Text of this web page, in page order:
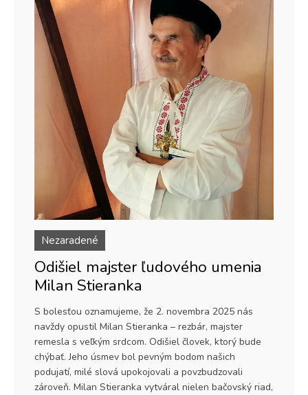
Nezaradené
Odišiel majster ľudového umenia
Milan Stieranka
S bolesťou oznamujeme, že 2. novembra 2025 nás
navždy opustil Milan Stieranka – rezbár, majster
remesla s veľkým srdcom. Odišiel človek, ktorý bude
chýbať. Jeho úsmev bol pevným bodom našich
podujatí, milé slová upokojovali a povzbudzovali
zároveň. Milan Stieranka vytváral nielen bačovský riad,